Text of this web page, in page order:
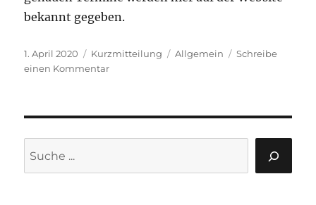
bekannt gegeben.
Veröffentlicht
am
1. April 2020 Format
Kurzmitteilung Kategorien
Allgemein
Schreibe
einen Kommentarzu
2020